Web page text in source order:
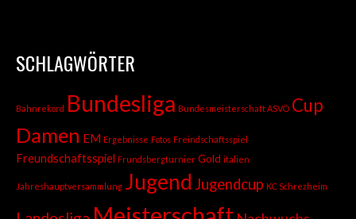
SCHLAGWÖRTER
Bahnrekord Bundesliga Bundesmeisterschaft ASVÖ Cup
Damen EM Ergebnisse Fotos Freindschaftsspiel
Freundschaftsspiel Frundsbergturnier Gold italien
Jahreshauptversammlung Jugend Jugendcup KC Schrezheim